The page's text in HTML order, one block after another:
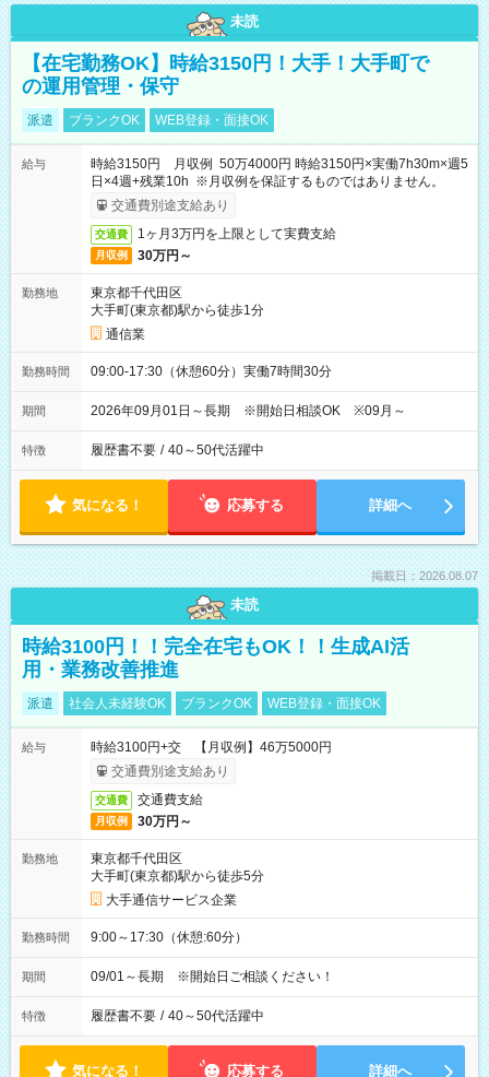
未読
【在宅勤務OK】時給3150円！大手！大手町で
の運用管理・保守
派遣 ブランクOK WEB登録・面接OK
給与
時給3150円 月収例 50万4000円 時給3150円×実働7h30m×週5
日×4週+残業10h ※月収例を保証するものではありません。
交通費別途支給あり
交通費 1ヶ月3万円を上限として実費支給
月収例 30万円～
勤務地
東京都千代田区
大手町(東京都)駅から徒歩1分
通信業
勤務時間 09:00-17:30（休憩60分）実働7時間30分
期間 2026年09月01日～長期 ※開始日相談OK ※09月～
特徴 履歴書不要 / 40～50代活躍中
気になる！ 応募する 詳細へ
掲載日：2026.08.07
未読
時給3100円！！完全在宅もOK！！生成AI活
用・業務改善推進
派遣 社会人未経験OK ブランクOK WEB登録・面接OK
給与
時給3100円+交 【月収例】46万5000円
交通費別途支給あり
交通費 交通費支給
月収例 30万円～
勤務地
東京都千代田区
大手町(東京都)駅から徒歩5分
大手通信サービス企業
勤務時間 9:00～17:30（休憩:60分）
期間 09/01～長期 ※開始日ご相談ください！
特徴 履歴書不要 / 40～50代活躍中
気になる！ 応募する 詳細へ